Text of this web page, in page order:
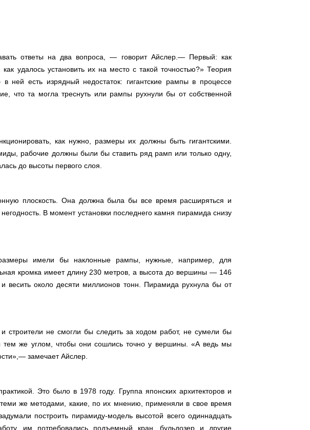
ответы на два вопроса, — говорит Айслер.— Первый: как
удалось установить их на место с такой точностью?» Теория
ней есть изрядный недостаток: гигантские рампы в процессе
что та могла треснуть или рампы рухнули бы от собственной
как нужно, размеры их должны быть гигантскими.
рабочие должны были бы ставить ряд рамп или только одну,
до высоты первого слоя.
плоскость. Она должна была бы все время расширяться и
В момент установки последнего камня пирамида снизу
имели бы наклонные рампы, нужные, например, для
кромка имеет длину 230 метров, а высота до вершины — 146
около десяти миллионов тонн. Пирамида рухнула бы от
не смогли бы следить за ходом работ, не сумели бы
тем же углом, чтобы они сошлись точно у вершины. «А ведь мы
замечает Айслер.
Это было в 1978 году. Группа японских архитекторов и
теми же методами, какие, по их мнению, применяли в свое время
построить пирамиду-модель высотой всего одиннадцать
им потребовались подъемный кран, бульдозер и другие